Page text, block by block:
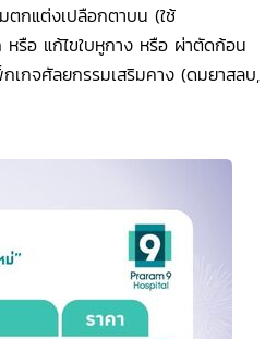
ตกแต่งเปลือกตาบน (ใช้
อ แก้ไขใบหูกาง หรือ ผ่าตัดก้อน
เกจศัลยกรรมเสริมคาง (ดมยาสลบ,